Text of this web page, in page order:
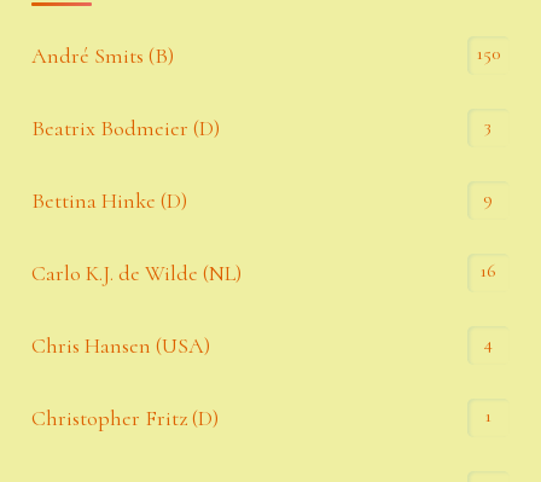
André Smits (B) 150
Beatrix Bodmeier (D) 3
Bettina Hinke (D) 9
Carlo K.J. de Wilde (NL) 16
Chris Hansen (USA) 4
Christopher Fritz (D) 1